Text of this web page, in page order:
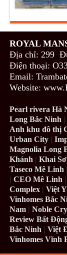
ROYAL
Địa chỉ: 299
Điện thoại:
Email:
Website:
Pearl rivera Hà
Long Bắc Ninh
Anh khu đô thị
Urban City |
Magnolia Long
Khánh |Khai
Taseco Mê Linh
|CEO Mê Linh
Complex |Việt
Vinhomes Bắc
Nam | Noble
Review Bất
Bắc Ninh |Việt
Vinhomes Vĩnh